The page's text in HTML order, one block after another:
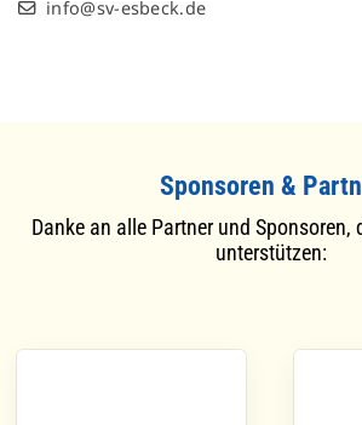
info@sv-esbeck.de
Sponsoren &
Danke an alle Partner und Sponsoren,
unterstützen: